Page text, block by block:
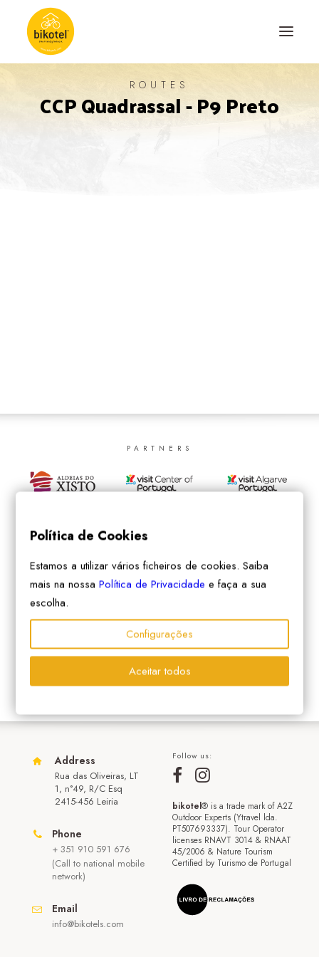
ABOUT US
ROUTES
CCP Quadrassal - P9 Preto
PARTNERS
Address
Rua das Oliveiras, LT
1, n°49, R/C Esq
2415-456 Leiria
Phone
+ 351 910 591 676
(Call to national mobile
network)
Email
info@bikotels.com
Follow us:
bikotel® is a trade mark of A2Z
Outdoor Experts (Ytravel lda.
PT507693337). Tour Operator
licenses RNAVT 3014 & RNAAT
45/2006 & Nature Tourism
Certified by Turismo de Portugal
Política de Cookies
Estamos a utilizar vários ficheiros de cookies. Saiba
mais na nossaPolítica de Privacidade e faça a sua
escolha.
Configurações
Aceitar todos